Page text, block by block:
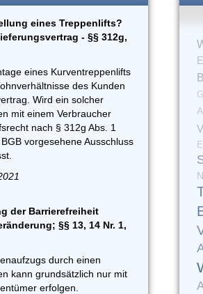
eines Treppenlifts?
- §§ 312g,
eines Kurventreppenlifts
des Kunden
Wird ein solcher
mit einem Verbraucher
nach § 312g Abs. 1
vorgesehene Ausschluss
der Barrierefreiheit
§§ 13, 14 Nr. 1,
durch einen
kann grundsätzlich nur mit
erfolgen.